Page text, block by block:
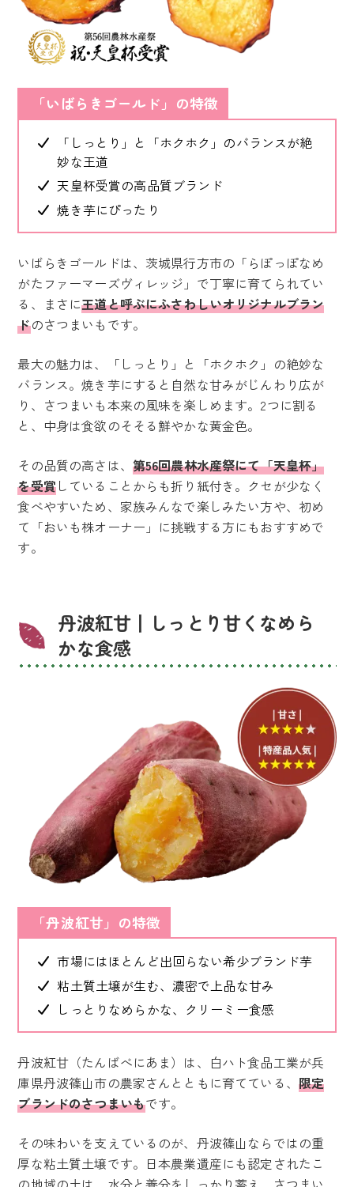
「いばらきゴールド」の特徴
「しっとり」と「ホクホク」のバランスが絶
妙な王道
天皇杯受賞の高品質ブランド
焼き芋にぴったり
いばらきゴールドは、茨城県行方市の「らぽっぽなめ
がたファーマーズヴィレッジ」で丁寧に育てられてい
る、まさに王道と呼ぶにふさわしいオリジナルブラン
ドのさつまいもです。
最大の魅力は、「しっとり」と「ホクホク」の絶妙な
バランス。焼き芋にすると自然な甘みがじんわり広が
り、さつまいも本来の風味を楽しめます。2つに割る
と、中身は食欲のそそる鮮やかな黄金色。
その品質の高さは、 第56回農林水産祭にて「天皇杯」
を受賞していることからも折り紙付き。クセが少なく
食べやすいため、家族みんなで楽しみたい方や、初め
て「おいも株オーナー」に挑戦する方にもおすすめで
す。
丹波紅甘丨しっとり甘くなめら
かな食感
「丹波紅甘」の特徴
市場にはほとんど出回らない希少ブランド芋
粘土質土壌が生む、濃密で上品な甘み
しっとりなめらかな、クリーミー食感
丹波紅甘（たんばべにあま）は、白ハト食品工業が兵
庫県丹波篠山市の農家さんとともに育てている、 限定
ブランドのさつまいもです。
その味わいを支えているのが、丹波篠山ならではの重
厚な粘土質土壌です。日本農業遺産にも認定されたこ